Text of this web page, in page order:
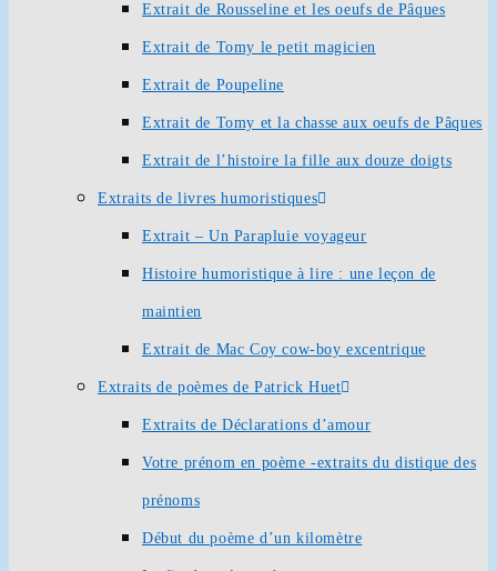
Extrait de Rousseline et les oeufs de Pâques
Extrait de Tomy le petit magicien
Extrait de Poupeline
Extrait de Tomy et la chasse aux oeufs de Pâques
Extrait de l’histoire la fille aux douze doigts
Extraits de livres humoristiques
Extrait – Un Parapluie voyageur
Histoire humoristique à lire : une leçon de
maintien
Extrait de Mac Coy cow-boy excentrique
Extraits de poèmes de Patrick Huet
Extraits de Déclarations d’amour
Votre prénom en poème -extraits du distique des
prénoms
Début du poème d’un kilomètre